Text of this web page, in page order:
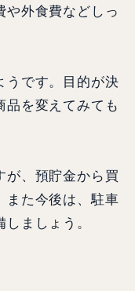
や外食費などしっ
です。目的が決
品を変えてみても
、預貯金から買
また今後は、駐車
ましょう。